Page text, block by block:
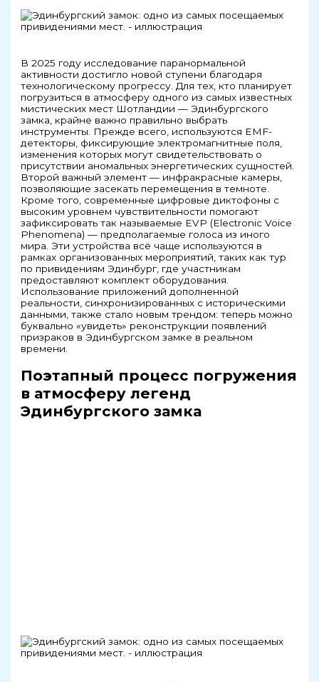
В 2025 году исследование паранормальной
активности достигло новой ступени благодаря
технологическому прогрессу. Для тех, кто планирует
погрузиться в атмосферу одного из самых известных
мистических мест Шотландии — Эдинбургского
замка, крайне важно правильно выбрать
инструменты. Прежде всего, используются EMF-
детекторы, фиксирующие электромагнитные поля,
изменения которых могут свидетельствовать о
присутствии аномальных энергетических сущностей.
Второй важный элемент — инфракрасные камеры,
позволяющие засекать перемещения в темноте.
Кроме того, современные цифровые диктофоны с
высоким уровнем чувствительности помогают
зафиксировать так называемые EVP (Electronic Voice
Phenomena) — предполагаемые голоса из иного
мира. Эти устройства всё чаще используются в
рамках организованных мероприятий, таких как тур
по привидениям Эдинбург, где участникам
предоставляют комплект оборудования.
Использование приложений дополненной
реальности, синхронизированных с историческими
данными, также стало новым трендом: теперь можно
буквально «увидеть» реконструкции появлений
призраков в Эдинбургском замке в реальном
времени.
Поэтапный процесс погружения
в атмосферу легенд
Эдинбургского замка